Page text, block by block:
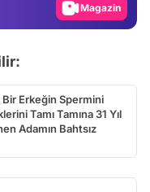
Video
Bir Erkeğin Spermini
Tamı Tamına 31 Yıl
Adamın Bahtsız